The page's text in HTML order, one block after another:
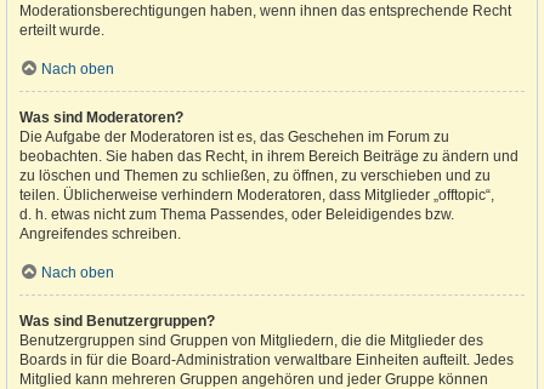
Moderationsberechtigungen haben, wenn ihnen das entsprechende Recht
erteilt wurde.
Nach oben
Was sind Moderatoren?
Die Aufgabe der Moderatoren ist es, das Geschehen im Forum zu
beobachten. Sie haben das Recht, in ihrem Bereich Beiträge zu ändern und
zu löschen und Themen zu schließen, zu öffnen, zu verschieben und zu
teilen. Üblicherweise verhindern Moderatoren, dass Mitglieder „offtopic“,
d. h. etwas nicht zum Thema Passendes, oder Beleidigendes bzw.
Angreifendes schreiben.
Nach oben
Was sind Benutzergruppen?
Benutzergruppen sind Gruppen von Mitgliedern, die die Mitglieder des
Boards in für die Board-Administration verwaltbare Einheiten aufteilt. Jedes
Mitglied kann mehreren Gruppen angehören und jeder Gruppe können